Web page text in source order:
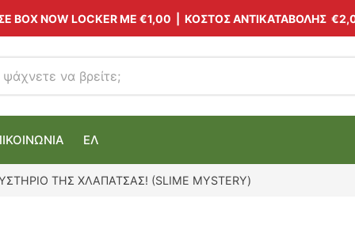
NOW LOCKER ΜΕ €1,00 | ΚΟΣΤΟΣ ΑΝΤΙΚΑΤΑΒΟΛΗΣ
ΕΛ
ΤΗΣ ΧΛΑΠΑΤΣΑΣ! (SLIME MYSTERY)